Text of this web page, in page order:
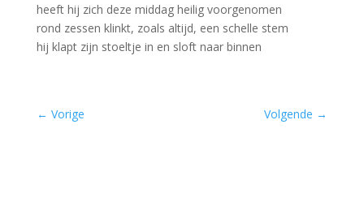
heeft hij zich deze middag heilig voorgenomen
rond zessen klinkt, zoals altijd, een schelle stem
hij klapt zijn stoeltje in en sloft naar binnen
← Vorige Volgende →